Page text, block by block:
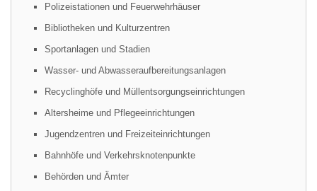
Polizeistationen und Feuerwehrhäuser
Bibliotheken und Kulturzentren
Sportanlagen und Stadien
Wasser- und Abwasseraufbereitungsanlagen
Recyclinghöfe und Müllentsorgungseinrichtungen
Altersheime und Pflegeeinrichtungen
Jugendzentren und Freizeiteinrichtungen
Bahnhöfe und Verkehrsknotenpunkte
Behörden und Ämter